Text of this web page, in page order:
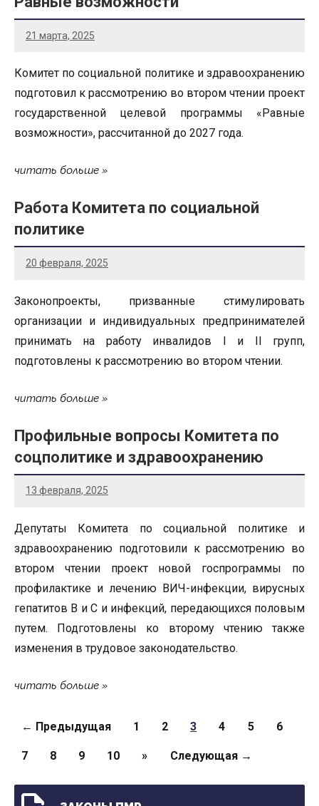
21 марта, 2025
Комитет по социальной политике и здравоохранению
подготовил к рассмотрению во втором чтении проект
государственной целевой программы «Равные
возможности», рассчитанной до 2027 года.
читать больше
Работа Комитета по социальной
политике
20 февраля, 2025
Законопроекты, призванные стимулировать
организации и индивидуальных предпринимателей
принимать на работу инвалидов I и II групп,
подготовлены к рассмотрению во втором чтении.
читать больше
Профильные вопросы Комитета по
соцполитике и здравоохранению
13 февраля, 2025
Депутаты Комитета по социальной политике и
здравоохранению подготовили к рассмотрению во
втором чтении проект новой госпрограммы по
профилактике и лечению ВИЧ-инфекции, вирусных
гепатитов В и С и инфекций, передающихся половым
путем. Подготовлены ко второму чтению также
изменения в трудовое законодательство.
читать больше
Страницы
← Предыдущая 1 2 3 4 5 6
7 8 9 10 » Следующая →